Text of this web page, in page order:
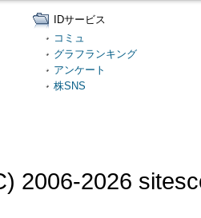
IDサービス
コミュ
グラフランキング
アンケート
株SNS
2006-2026